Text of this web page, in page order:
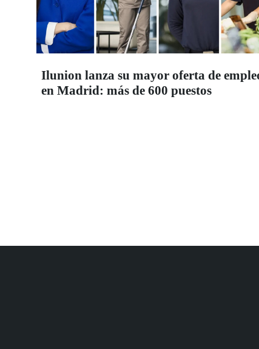
Ilunion lanza su mayor oferta de
en Madrid: más de 600 puestos